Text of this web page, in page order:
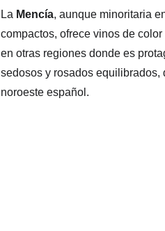
La Mencía, aunque minoritaria
compactos, ofrece vinos de
en otras regiones donde es
sedosos y rosados equilibrados,
noroeste español.